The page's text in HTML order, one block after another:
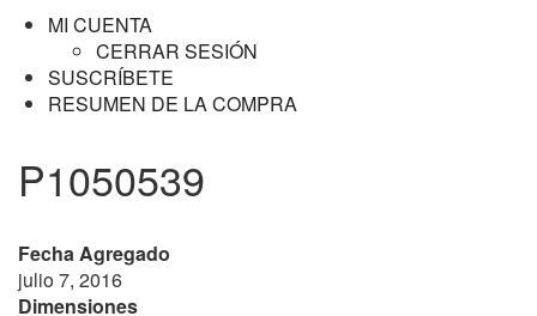
MI CUENTA
CERRAR SESIÓN
SUSCRÍBETE
RESUMEN DE LA COMPRA
P1050539
Fecha Agregado
julio 7, 2016
Dimensiones